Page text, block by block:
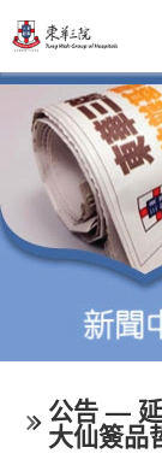
公告 —
大仙簽品